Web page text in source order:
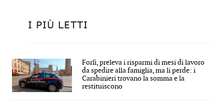
I PIÙ LETTI
Forlì, preleva i risparmi di mesi di lavoro
da spedire alla famiglia, ma li perde: i
Carabinieri trovano la somma e la
restituiscono